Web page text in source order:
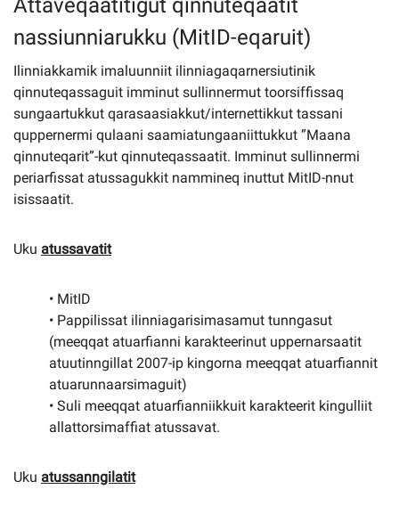
Attaveqaatitigut qinnuteqaatit
nassiunniarukku (MitID-eqaruit)
Ilinniakkamik imaluunniit ilinniagaqarnersiutinik
qinnuteqassaguit imminut sullinnermut toorsiffissaq
sungaartukkut qarasaasiakkut/internettikkut tassani
quppernermi qulaani saamiatungaaniittukkut ”Maana
qinnuteqarit”-kut qinnuteqassaatit. Imminut sullinnermi
periarfissat atussagukkit nammineq inuttut MitID-nnut
isissaatit.
Uku atussavatit
• MitID
• Pappilissat ilinniagarisimasamut tunngasut
(meeqqat atuarfianni karakteerinut uppernarsaatit
atuutinngillat 2007-ip kingorna meeqqat atuarfiannit
atuarunnaarsimaguit)
• Suli meeqqat atuarfianniikkuit karakteerit kingulliit
allattorsimaffiat atussavat.
Uku atussanngilatit